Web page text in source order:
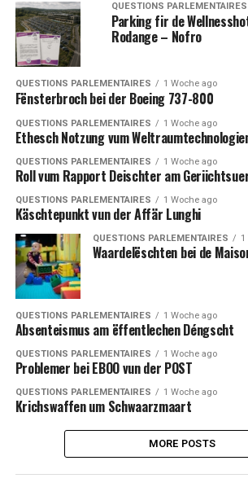
QUESTIONS PARLEMENTAIRES
Parking fir de
Rodange – Nofro
QUESTIONS PARLEMENTAIRES 1 Woche ago
Fënsterbroch bei der Boeing 737-800
QUESTIONS PARLEMENTAIRES 1 Woche ago
Ethesch Notzung vum
QUESTIONS PARLEMENTAIRES 1 Woche ago
Roll vum Rapport Deischter am
QUESTIONS PARLEMENTAIRES 1 Woche ago
Käschtepunkt vun der Affär Lunghi
QUESTIONS PARLEMENTAIRES 1
Waardelëschten bei de
QUESTIONS PARLEMENTAIRES 1 Woche ago
Absenteismus am ëffentlechen Déngscht
QUESTIONS PARLEMENTAIRES 1 Woche ago
Problemer bei EBOO vun der POST
QUESTIONS PARLEMENTAIRES 1 Woche ago
Krichswaffen um Schwaarzmaart
MORE POSTS